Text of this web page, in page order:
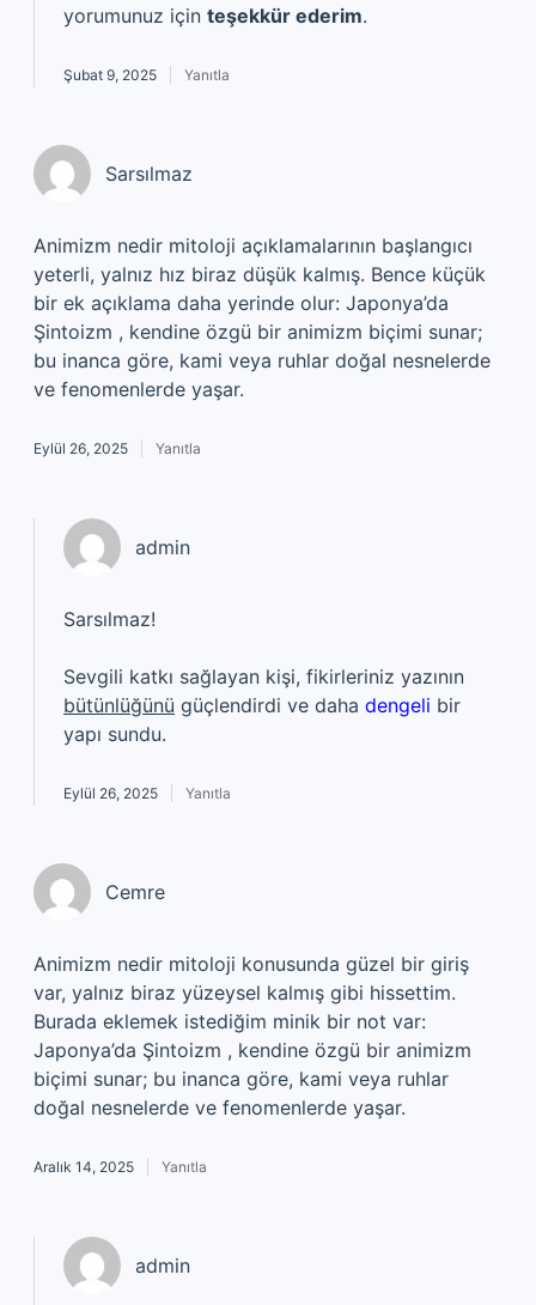
yorumunuz için teşekkür ederim.
Şubat 9, 2025 Yanıtla
Sarsılmaz
Animizm nedir mitoloji açıklamalarının başlangıcı
yeterli, yalnız hız biraz düşük kalmış. Bence küçük
bir ek açıklama daha yerinde olur: Japonya’da
Şintoizm , kendine özgü bir animizm biçimi sunar;
bu inanca göre, kami veya ruhlar doğal nesnelerde
ve fenomenlerde yaşar.
Eylül 26, 2025 Yanıtla
admin
Sarsılmaz!
Sevgili katkı sağlayan kişi, fikirleriniz yazının
bütünlüğünü güçlendirdi ve daha dengeli bir
yapı sundu.
Eylül 26, 2025 Yanıtla
Cemre
Animizm nedir mitoloji konusunda güzel bir giriş
var, yalnız biraz yüzeysel kalmış gibi hissettim.
Burada eklemek istediğim minik bir not var:
Japonya’da Şintoizm , kendine özgü bir animizm
biçimi sunar; bu inanca göre, kami veya ruhlar
doğal nesnelerde ve fenomenlerde yaşar.
Aralık 14, 2025 Yanıtla
admin